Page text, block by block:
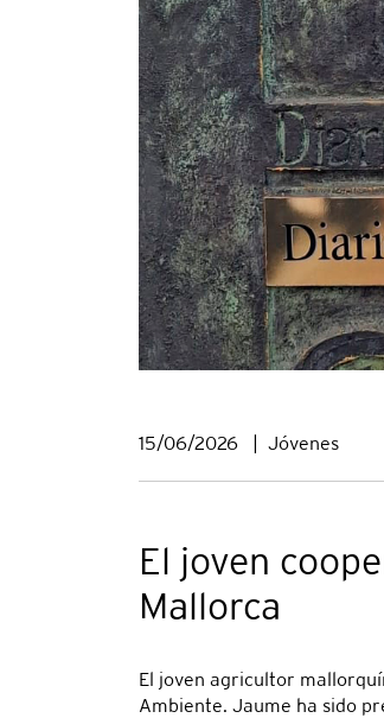
15/06/2026 Jóvenes
El joven
Mallorca
El joven agricultor
Ambiente. Jaume ha sido